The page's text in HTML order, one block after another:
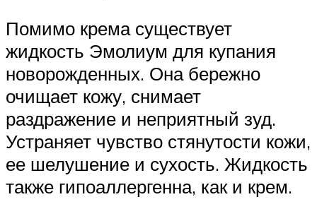
Помимо крема существует
жидкость Эмолиум для купания
новорожденных. Она бережно
очищает кожу, снимает
раздражение и неприятный зуд.
Устраняет чувство стянутости кожи,
ее шелушение и сухость. Жидкость
также гипоаллергенна, как и крем.